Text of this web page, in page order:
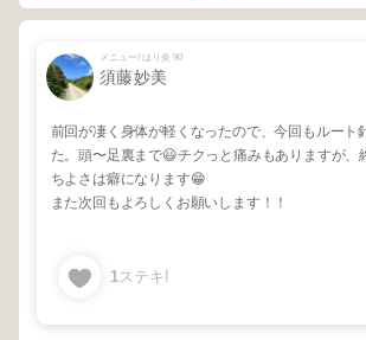
メニュー/ はり灸 90
須藤妙美
前回が凄く身体が軽くなったので、今回もルート
た。頭〜足裏まで😃チクっと痛みもありますが、
ちよさは癖になります😁
また次回もよろしくお願いします！！
1ステキ!